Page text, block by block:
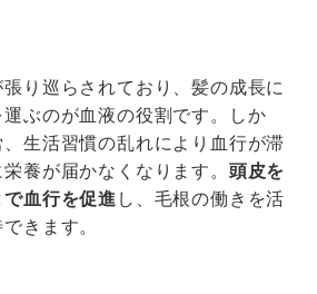
り巡らされており、髪の成長に
ぶのが血液の役割です。しか
生活習慣の乱れにより血行が滞
養が届かなくなります。 頭皮を
血行を促進 し、毛根の働きを活
きます。